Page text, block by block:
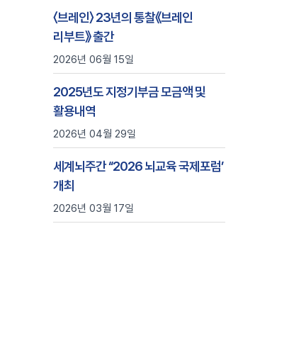
〈브레인〉 23년의 통찰《브레인
리부트》 출간
2026년 06월 15일
2025년도 지정기부금 모금액 및
활용내역
2026년 04월 29일
세계뇌주간 ‘‘2026 뇌교육 국제포럼’
개최
2026년 03월 17일